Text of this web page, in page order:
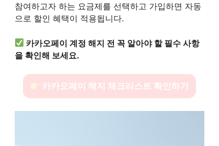
참여하고자 하는 요금제를 선택하고 가입하면 자동
으로 할인 혜택이 적용됩니다.
카카오페이 계정 해지 전 꼭 알아야 할 필수 사항
을 확인해 보세요.
카카오페이 해지 체크리스트 확인하기